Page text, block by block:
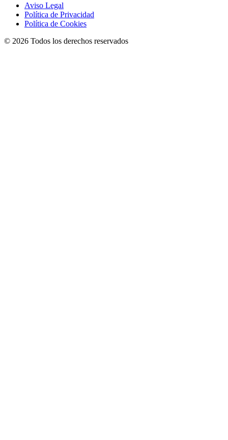
Aviso Legal
Política de Privacidad
Política de Cookies
© 2026 Todos los derechos reservados